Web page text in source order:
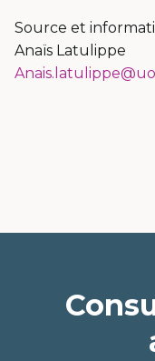
Source et
Anaïs Latulippe